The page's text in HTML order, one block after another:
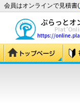
会員はオンラインで見積書(